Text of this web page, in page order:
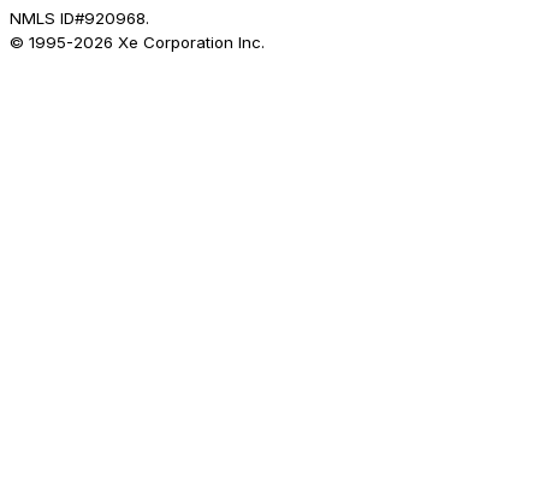
NMLS ID#920968.
© 1995-2026 Xe Corporation Inc.